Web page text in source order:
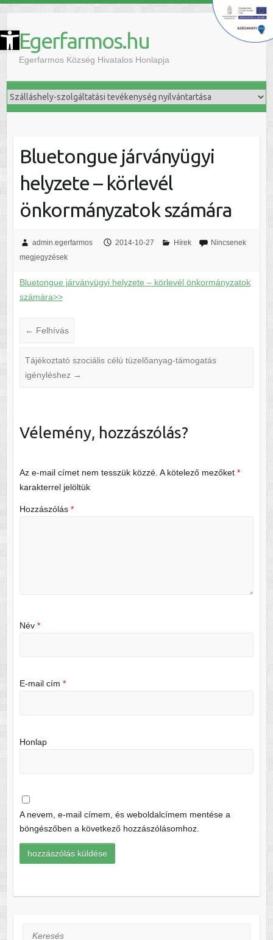
Eszköztár megnyitása Egerfarmos.hu
Egerfarmos Község Hivatalos Honlapja
Bluetongue járványügyi
helyzete – körlevél
önkormányzatok számára
admin.egerfarmos 2014-10-27 Hírek
Nincsenek
megjegyzések
Bluetongue járványügyi helyzete – körlevél önkormányzatok
számára>>
← Felhívás
Tájékoztató szociális célú tüzelõanyag-támogatás
igényléshez →
Vélemény, hozzászólás?
Az e-mail címet nem tesszük közzé. A kötelező mezőket *
karakterrel jelöltük
Hozzászólás *
Név *
E-mail cím *
Honlap
A nevem, e-mail címem, és weboldalcímem mentése a
böngészőben a következő hozzászólásomhoz.
Keresés